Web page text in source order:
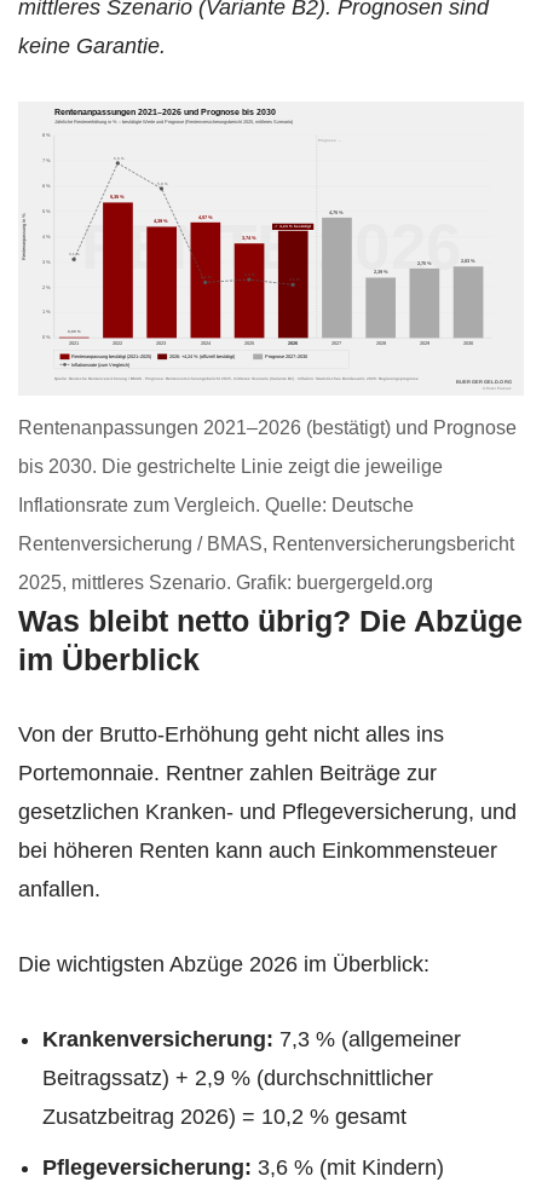
mittleres Szenario (Variante B2). Prognosen sind
keine Garantie.
RENTE 2026
Rentenanpassungen 2021–2026 und Prognose bis 2030
Jährliche Rentenerhöhung in % – bestätigte Werte und Prognose (Rentenversicherungsbericht 2025, mittleres Szenario)
0 %
1 %
2 %
3 %
4 %
5 %
6 %
7 %
8 %
Rentenanpassung in %
Prognose →
0,00 %
2021
5,35 %
2022
4,39 %
2023
4,57 %
2024
3,74 %
2025
✓ 4,24 % bestätigt
2026
4,75 %
2027
2,39 %
2028
2,75 %
2029
2,83 %
2030
3,1 %
6,9 %
5,9 %
2,2 %
2,3 %
2,1 %
Rentenanpassung bestätigt (2021–2025) 2026: +4,24 % (offiziell bestätigt) Prognose 2027–2030
Inflationsrate (zum Vergleich)
Quelle: Deutsche Rentenversicherung / BMAS · Prognose: Rentenversicherungsbericht 2025, mittleres Szenario (Variante B2) · Inflation: Statistisches Bundesamt, 2026: Regierungsprognose
BUERGERGELD.ORG
© Peter Piekarz
Rentenanpassungen 2021–2026 (bestätigt) und Prognose
bis 2030. Die gestrichelte Linie zeigt die jeweilige
Inflationsrate zum Vergleich. Quelle: Deutsche
Rentenversicherung / BMAS, Rentenversicherungsbericht
2025, mittleres Szenario. Grafik: buergergeld.org
Was bleibt netto übrig? Die Abzüge
im Überblick
Von der Brutto-Erhöhung geht nicht alles ins
Portemonnaie. Rentner zahlen Beiträge zur
gesetzlichen Kranken- und Pflegeversicherung, und
bei höheren Renten kann auch Einkommensteuer
anfallen.
Die wichtigsten Abzüge 2026 im Überblick:
Krankenversicherung: 7,3 % (allgemeiner
Beitragssatz) + 2,9 % (durchschnittlicher
Zusatzbeitrag 2026) = 10,2 % gesamt
Pflegeversicherung: 3,6 % (mit Kindern)